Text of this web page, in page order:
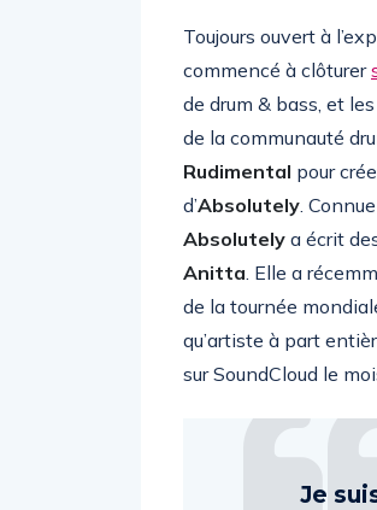
Toujours ouvert à
commencé à clôturer
de drum & bass, et
de la communauté
Rudimental pour
d’Absolutely.
Absolutely a écrit
Anitta. Elle a
de la tournée
qu’artiste à part
sur SoundCloud le
Je